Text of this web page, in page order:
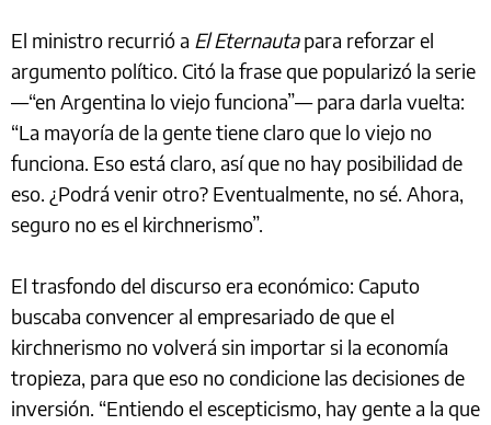
El ministro recurrió a El Eternautapara reforzar el
argumento político. Citó la frase que popularizó la serie
—“en Argentina lo viejo funciona”— para darla vuelta:
“La mayoría de la gente tiene claro que lo viejo no
funciona. Eso está claro, así que no hay posibilidad de
eso. ¿Podrá venir otro? Eventualmente, no sé. Ahora,
seguro no es el kirchnerismo”.
El trasfondo del discurso era económico: Caputo
buscaba convencer al empresariado de que el
kirchnerismo no volverá sin importar si la economía
tropieza, para que eso no condicione las decisiones de
inversión. “Entiendo el escepticismo, hay gente a la que